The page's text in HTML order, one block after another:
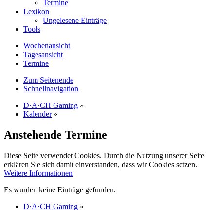
Termine
Lexikon
Ungelesene Einträge
Tools
Wochenansicht
Tagesansicht
Termine
Zum Seitenende
Schnellnavigation
D·A·CH Gaming »
Kalender »
Anstehende Termine
Diese Seite verwendet Cookies. Durch die Nutzung unserer Seite
erklären Sie sich damit einverstanden, dass wir Cookies setzen.
Weitere Informationen
Es wurden keine Einträge gefunden.
D·A·CH Gaming »